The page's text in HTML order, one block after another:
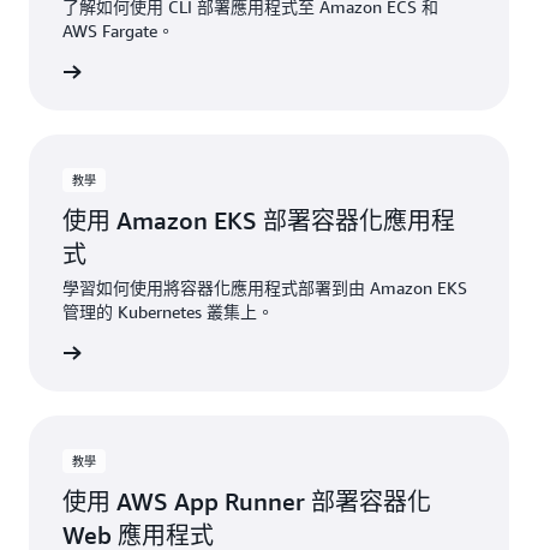
了解如何使用 CLI 部署應用程式至 Amazon ECS 和
AWS Fargate。
教學
使用 Amazon EKS 部署容器化應用程
式
學習如何使用將容器化應用程式部署到由 Amazon EKS
管理的 Kubernetes 叢集上。
教學
使用 AWS App Runner 部署容器化
Web 應用程式